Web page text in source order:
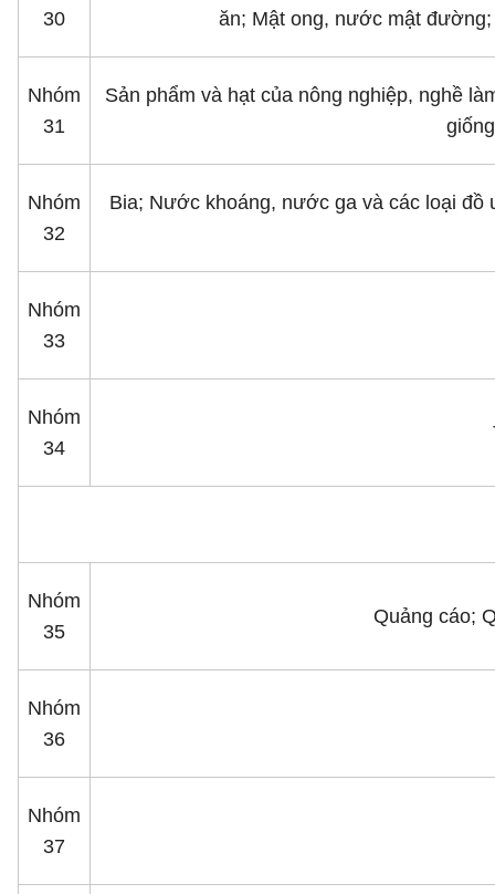
30
ăn; Mật ong, nước mật
Nhóm
31
Sản phẩm và hạt của nông nghiệp, nghề
Nhóm
32
Bia; Nước khoáng, nước ga và các loại đồ
Nhóm
33
Nhóm
34
Nhóm
35
Quảng cáo;
Nhóm
36
Nhóm
37